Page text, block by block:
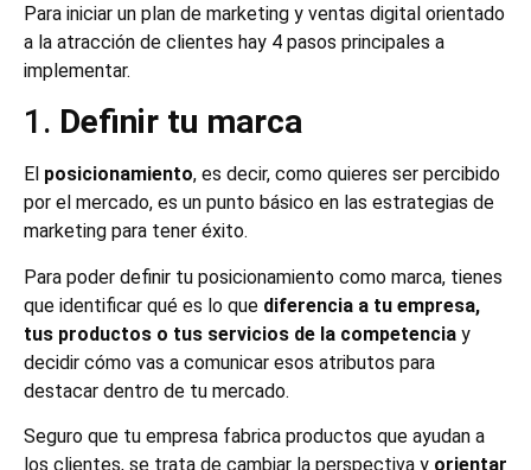
Para iniciar un plan de marketing y ventas digital orientado
a la atracción de clientes hay 4 pasos principales a
implementar.
1. Definir tu marca
El posicionamiento, es decir, como quieres ser percibido
por el mercado, es un punto básico en las estrategias de
marketing para tener éxito.
Para poder definir tu posicionamiento como marca, tienes
que identificar qué es lo que diferencia a tu empresa,
tus productos o tus servicios de la competencia y
decidir cómo vas a comunicar esos atributos para
destacar dentro de tu mercado.
Seguro que tu empresa fabrica productos que ayudan a
los clientes, se trata de cambiar la perspectiva y orientar